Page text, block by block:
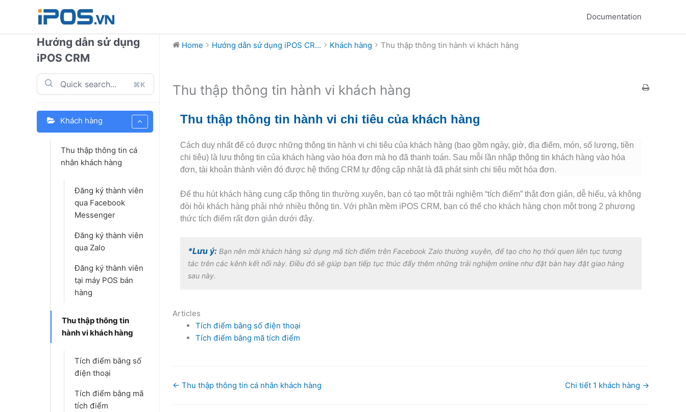
Documentation
Hướng dẫn sử dụng
iPOS CRM
⌘K
Khách hàng
Thu thập thông tin cá
nhân khách hàng
Đăng ký thành viên
qua Facebook
Messenger
Đăng ký thành viên
qua Zalo
Đăng ký thành viên
tại máy POS bán
hàng
Thu thập thông tin
hành vi khách hàng
Tích điểm bằng số
điện thoại
Tích điểm bằng mã
tích điểm
Home Hướng dẫn sử dụng iPOS CR... Khách hàng Thu thập thông tin hành vi khách hàng
Thu thập thông tin hành vi khách hàng
Thu thập thông tin hành vi chi tiêu của khách hàng
Cách duy nhất để có được những thông tin hành vi chi tiêu của khách hàng (bao gồm ngày, giờ, địa điểm, món, số lượng, tiền
chi tiêu) là lưu thông tin của khách hàng vào hóa đơn mà họ đã thanh toán. Sau mỗi lần nhập thông tin khách hàng vào hóa
đơn, tài khoản thành viên đó được hệ thống CRM tự động cập nhật là đã phát sinh chi tiêu một hóa đơn.
Để thu hút khách hàng cung cấp thông tin thường xuyên, bạn có tạo một trải nghiệm “tích điểm” thật đơn giản, dễ hiểu, và không
đòi hỏi khách hàng phải nhớ nhiều thông tin. Với phần mềm iPOS CRM, bạn có thể cho khách hàng chọn một trong 2 phương
thức tích điểm rất đơn giản dưới đây.
*Lưu ý: Bạn nên mời khách hàng sử dụng mã tích điểm trên Facebook Zalo thường xuyên, để tạo cho họ thói quen liên tục tương
tác trên các kênh kết nối này. Điều đó sẽ giúp bạn tiếp tục thúc đẩy thêm những trải nghiệm online như đặt bàn hay đặt giao hàng
sau này.
Articles
Tích điểm bằng số điện thoại
Tích điểm bằng mã tích điểm
Doc
← Thu thập thông tin cá nhân khách hàng Chi tiết 1 khách hàng →